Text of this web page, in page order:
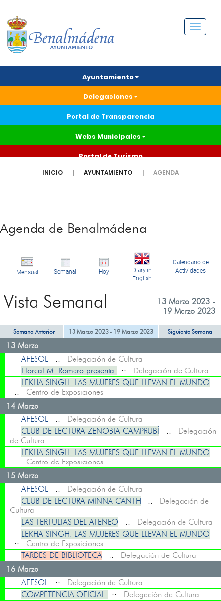
Menú
Ayuntamiento
Delegaciones
Portal de Transparencia
Webs Municipales
Portal de Turismo
INICIO AYUNTAMIENTO AGENDA
Agenda de Benalmádena
Mensual Semanal Hoy
Diary in
English
Calendario de
Actividades
Vista Semanal
13 Marzo 2023 -
19 Marzo 2023
Semana Anterior 13 Marzo 2023 - 19 Marzo 2023 Siguiente Semana
13 Marzo
AFESOL :: Delegación de Cultura
Floreal M. Romero presenta
:: Delegación de Cultura
LEKHA SINGH. LAS MUJERES QUE LLEVAN EL MUNDO
:: Centro de Exposiciones
14 Marzo
AFESOL :: Delegación de Cultura
CLUB DE LECTURA ZENOBIA CAMPRUBÍ :: Delegación
de Cultura
LEKHA SINGH. LAS MUJERES QUE LLEVAN EL MUNDO
:: Centro de Exposiciones
15 Marzo
AFESOL :: Delegación de Cultura
CLUB DE LECTURA MINNA CANTH :: Delegación de
Cultura
LAS TERTULIAS DEL ATENEO :: Delegación de Cultura
LEKHA SINGH. LAS MUJERES QUE LLEVAN EL MUNDO
:: Centro de Exposiciones
TARDES DE BIBLIOTECA :: Delegación de Cultura
16 Marzo
AFESOL :: Delegación de Cultura
COMPETENCIA OFICIAL
:: Delegación de Cultura